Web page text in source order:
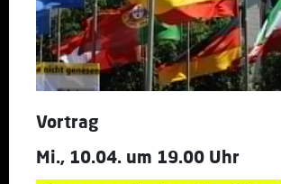
Vortrag
Mi., 10.04. um 19.00 Uhr